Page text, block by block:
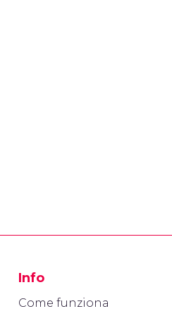
Info
Come funziona